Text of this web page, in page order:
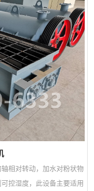
槽作业。2、翻抛托板配
统和工作部件 作业。3、
曲面齿刀390...
相对转动，加水对粉状物
控湿度，此设备主要适用